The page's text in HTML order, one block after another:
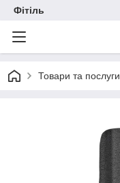
Фітіль
Товари та послуги